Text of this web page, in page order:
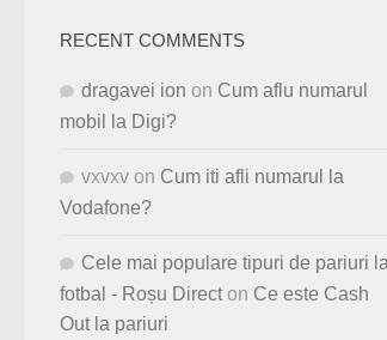
RECENT COMMENTS
dragavei ion on Cum aflu numarul
mobil la Digi?
vxvxv on Cum iti afli numarul la
Vodafone?
Cele mai populare tipuri de pariuri la
fotbal - Roșu Direct on Ce este Cash
Out la pariuri